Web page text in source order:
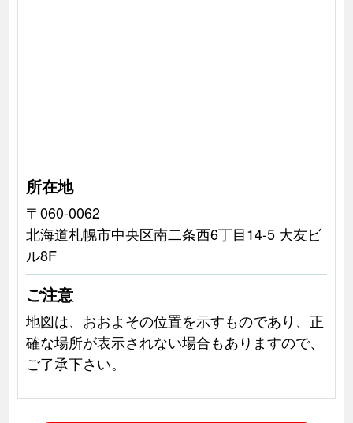
所在地
〒060-0062
北海道札幌市中央区南二条西6丁目14-5 大友ビ
ル8F
ご注意
地図は、おおよその位置を示すものであり、正
確な場所が表示されない場合もありますので、
ご了承下さい。